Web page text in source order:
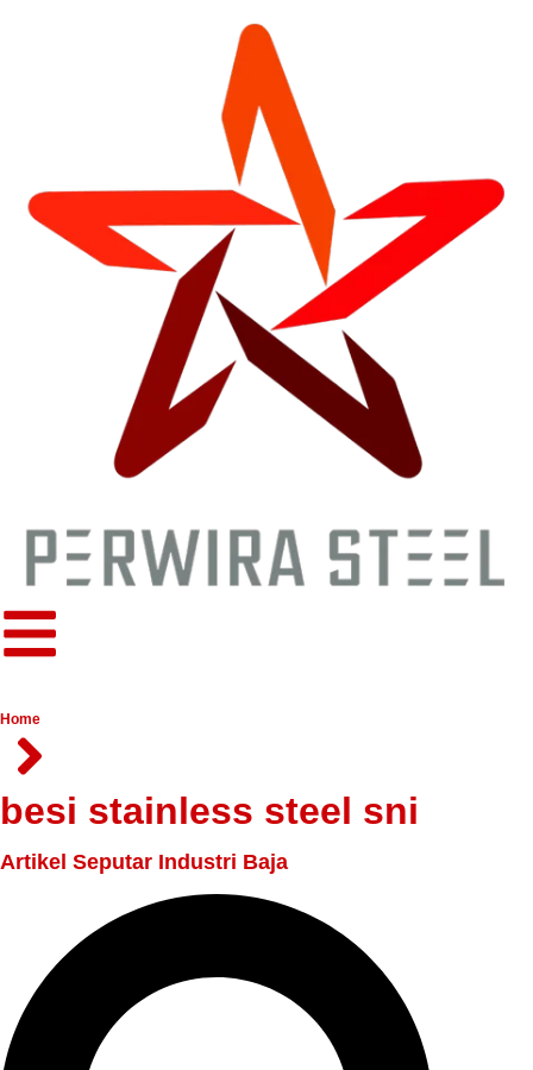
Home
besi stainless steel sni
Artikel Seputar Industri Baja